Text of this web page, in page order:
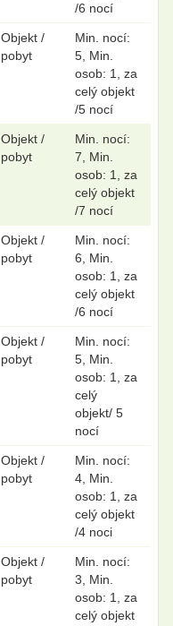
/6 nocí
Objekt /
pobyt
Min. nocí:
5, Min.
osob: 1, za
celý objekt
/5 nocí
Objekt /
pobyt
Min. nocí:
7, Min.
osob: 1, za
celý objekt
/7 nocí
Objekt /
pobyt
Min. nocí:
6, Min.
osob: 1, za
celý objekt
/6 nocí
Objekt /
pobyt
Min. nocí:
5, Min.
osob: 1, za
celý
objekt/ 5
nocí
Objekt /
pobyt
Min. nocí:
4, Min.
osob: 1, za
celý objekt
/4 noci
Objekt /
pobyt
Min. nocí:
3, Min.
osob: 1, za
celý objekt